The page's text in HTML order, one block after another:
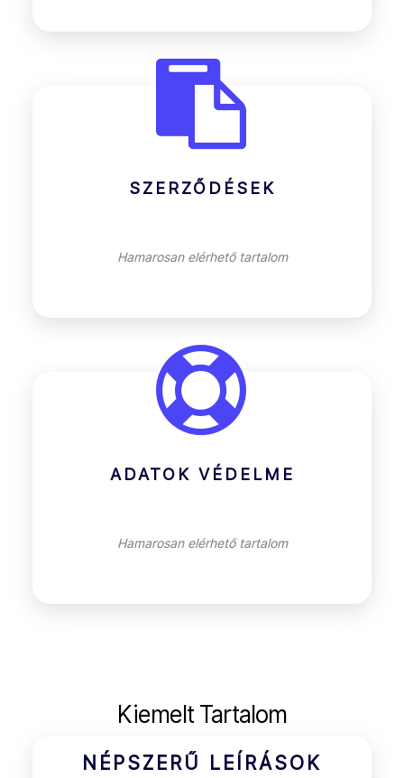
SZERZŐDÉSEK
Hamarosan elérhető tartalom
ADATOK VÉDELME
Hamarosan elérhető tartalom
Kiemelt Tartalom
NÉPSZERŰ LEÍRÁSOK